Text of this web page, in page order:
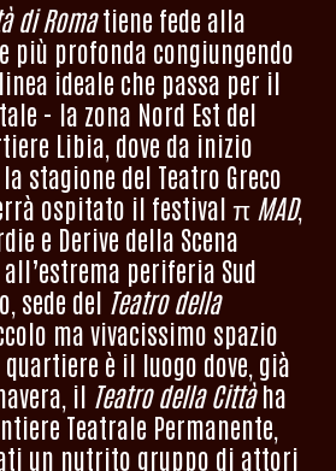
di Romatiene fede alla
più profonda congiungendo
ideale che passa per il
- la zona Nord Est del
Libia, dove da inizio
stagione del Teatro Greco
ospitato il festival π MAD,
e Derive della Scena
periferia Sud
sede del Teatro della
ma vivacissimo spazio
è il luogo dove, già
il Teatro della Cittàha
Teatrale Permanente,
un nutrito gruppo di attori